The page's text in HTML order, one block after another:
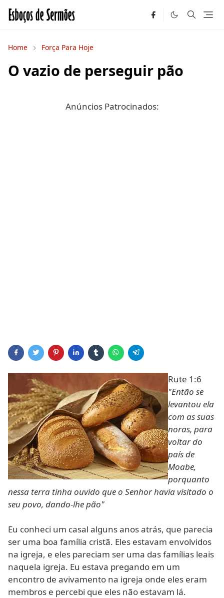
Home Força Para Hoje
O vazio de perseguir pão
Anúncios Patrocinados:
Rute 1:6
"Então se
levantou ela
com as suas
noras, para
voltar do
país de
Moabe,
porquanto
nessa terra tinha ouvido que o Senhor havia visitado o
seu povo, dando-lhe pão"
Eu conheci um casal alguns anos atrás, que parecia
ser uma boa família cristã. Eles estavam envolvidos
na igreja, e eles pareciam ser uma das famílias leais
naquela igreja. Eu estava pregando em um
encontro de avivamento na igreja onde eles eram
membros e percebi que eles não estavam lá.